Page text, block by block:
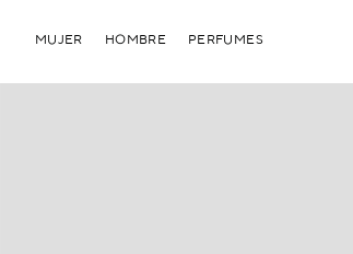
MUJER HOMBRE PERFUMES